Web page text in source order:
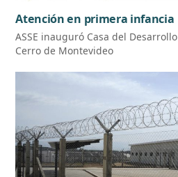
Atención en primera infancia
ASSE inauguró Casa del
Cerro de Montevideo